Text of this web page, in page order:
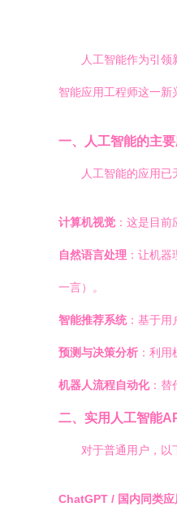
人工智能作为引
智能应用工程师这一新
一、人工智能的主
人工智能的应用已
计算机视觉 ：这是目
自然语言处理 ：让机
一言）。
智能推荐系统：基于用
预测与决策分析 ：利
机器人流程自动化：替
二、实用人工智能
对于普通用户，以
ChatGPT / 国内同类应